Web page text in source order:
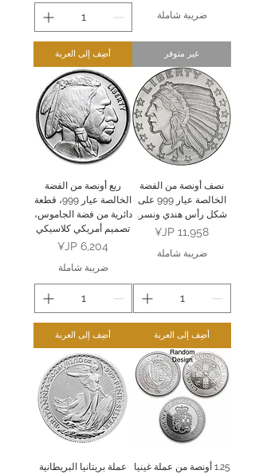
ضريبة شاملة
غير متوفر أضِف إلى العربة
نصف أونصة من الفضة
الخالصة عيار 999 على
شكل رأس هندي ونسر.
السعر
ضريبة شاملة
أضِف إلى العربة
ربع أونصة من الفضة
الخالصة عيار 999، قطعة
دائرية من فضة الجاموس،
تصميم أمريكي كلاسيكي
السعر
ضريبة شاملة
أضِف إلى العربة
1.25 أونصة من عملة غينيا
عملة بريتانيا البريطانية